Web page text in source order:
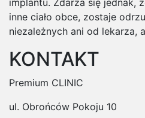
implantu. Zdarza się jednak,
inne ciało obce, zostaje
niezależnych ani od lekarza,
KONTAKT
Premium CLINIC
ul. Obrońców Pokoju 10